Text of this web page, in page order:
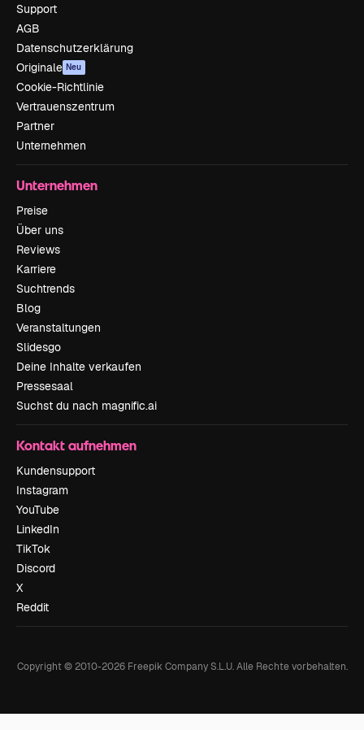
Support
AGB
Datenschutzerklärung
Originale Neu
Cookie-Richtlinie
Vertrauenszentrum
Partner
Unternehmen
Unternehmen
Preise
Über uns
Reviews
Karriere
Suchtrends
Blog
Veranstaltungen
Slidesgo
Deine Inhalte verkaufen
Pressesaal
Suchst du nach magnific.ai
Kontakt aufnehmen
Kundensupport
Instagram
YouTube
LinkedIn
TikTok
Discord
X
Reddit
Copyright © 2010-2026Freepik Company S.L.U. Alle Rechte vorbehalten.